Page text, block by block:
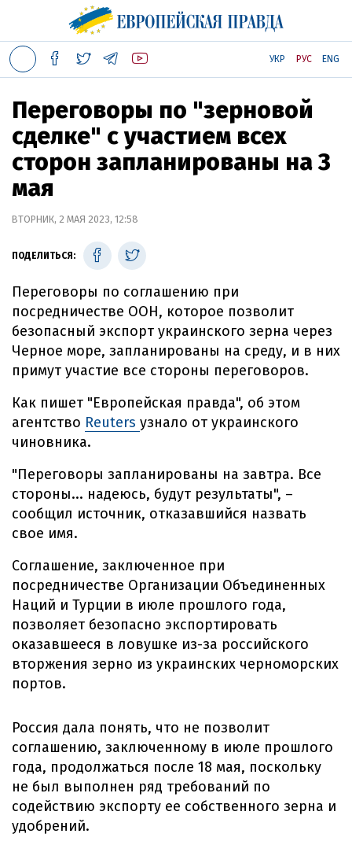
УКР РУС ENG
Переговоры по "зерновой
сделке" с участием всех
сторон запланированы на 3
мая
ВТОРНИК, 2 МАЯ 2023, 12:58
ПОДЕЛИТЬСЯ:
Переговоры по соглашению при
посредничестве ООН, которое позволит
безопасный экспорт украинского зерна через
Черное море, запланированы на среду, и в них
примут участие все стороны переговоров.
Как пишет "Европейская правда", об этом
агентство Reuters узнало от украинского
чиновника.
"Переговоры запланированы на завтра. Все
стороны... надеюсь, будут результаты", –
сообщил источник, отказавшийся назвать
свое имя.
Соглашение, заключенное при
посредничестве Организации Объединенных
Наций и Турции в июле прошлого года,
позволяет безопасно экспортировать
оказавшееся в ловушке из-за российского
вторжения зерно из украинских черноморских
портов.
Россия дала понять, что не позволит
соглашению, заключенному в июле прошлого
года, продолжаться после 18 мая, поскольку
не был выполнен ряд требований по
содействию экспорту ее собственного зерна и
удобрений.